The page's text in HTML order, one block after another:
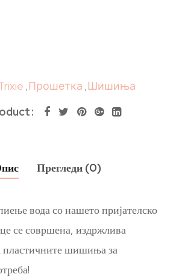
,Прошетка ,Шишиња
Прегледи (0)
вода со нашето пријателско
се совршена, издржлива
пластичните шишиња за